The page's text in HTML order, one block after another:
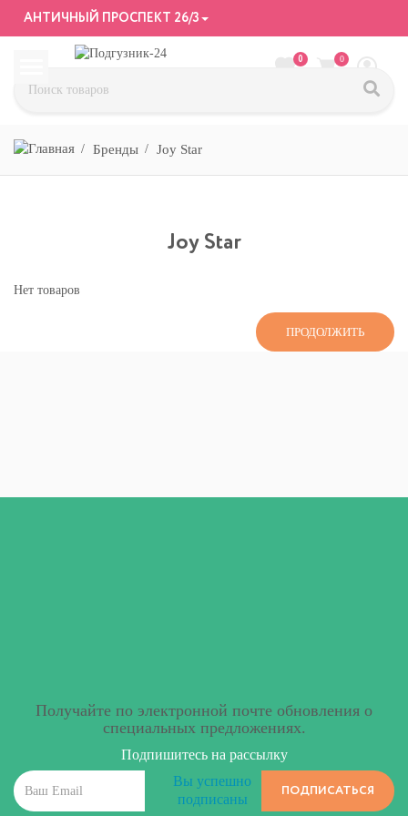
АНТИЧНЫЙ ПРОСПЕКТ 26/3
0 0
Бренды Joy Star
Joy Star
Нет товаров
ПРОДОЛЖИТЬ
Получайте по электронной почте обновления о
специальных предложениях.
Подпишитесь на рассылку
Вы успешно
подписаны
ПОДПИСАТЬСЯ